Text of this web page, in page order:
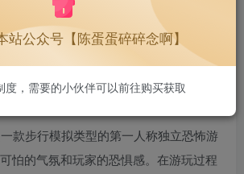
一款步行模拟类型的第一人称独立恐怖游
怕的气氛和玩家的恐惧感。在游玩过程
站公众号【陈蛋蛋碎碎念啊】
度，需要的小伙伴可以前往购买获取